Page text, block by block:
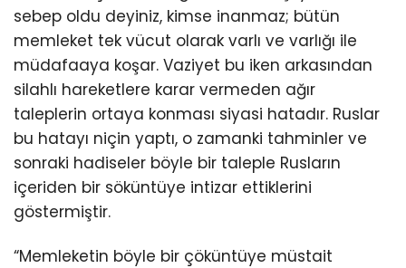
sebep oldu deyiniz, kimse inanmaz; bütün
memleket tek vücut olarak varlı ve varlığı ile
müdafaaya koşar. Vaziyet bu iken arkasından
silahlı hareketlere karar vermeden ağır
taleplerin ortaya konması siyasi hatadır. Ruslar
bu hatayı niçin yaptı, o zamanki tahminler ve
sonraki hadiseler böyle bir taleple Rusların
içeriden bir söküntüye intizar ettiklerini
göstermiştir.
“Memleketin böyle bir çöküntüye müstait